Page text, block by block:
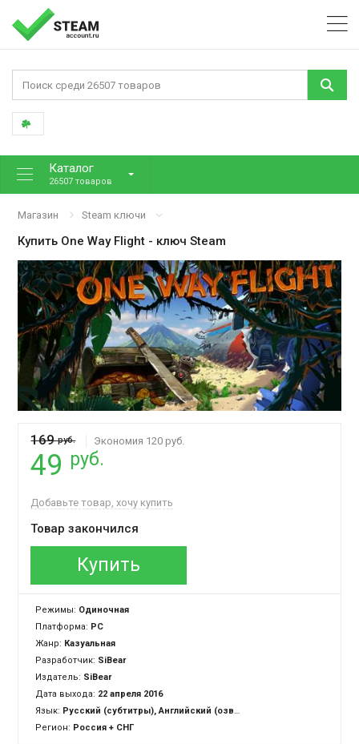
Каталог
26507 товаров
Магазин Steam ключи
Купить One Way Flight - ключ Steam
169руб. Экономия 120 руб.
49 руб.
Добавьте товар, хочу купить
Товар закончился
Купить
Режимы: Одиночная
Платформа: PC
Жанр: Казуальная
Разработчик: SiBear
Издатель: SiBear
Дата выхода: 22 апреля 2016
Язык: Русский (субтитры), Английский (озвучка + интерфейс)
Регион: Россия + СНГ